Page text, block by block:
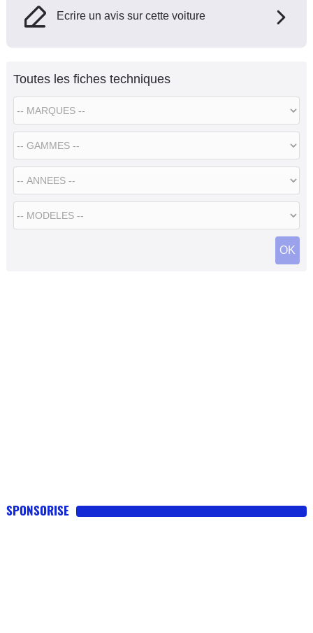
Ecrire un avis sur cette voiture
Toutes les fiches techniques
SPONSORISE